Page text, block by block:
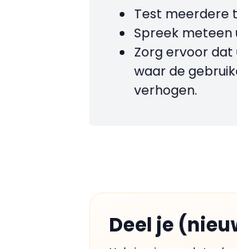
Test meerdere
Spreek meteen
Zorg ervoor
waar de
verhogen.
Deel je